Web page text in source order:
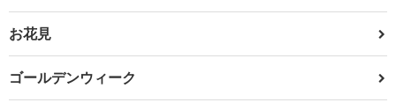
お花見
ゴールデンウィーク